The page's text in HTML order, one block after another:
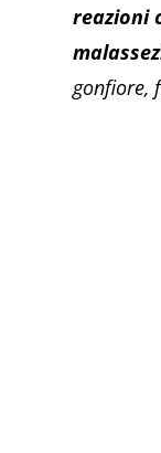
reazioni
gonfiore,